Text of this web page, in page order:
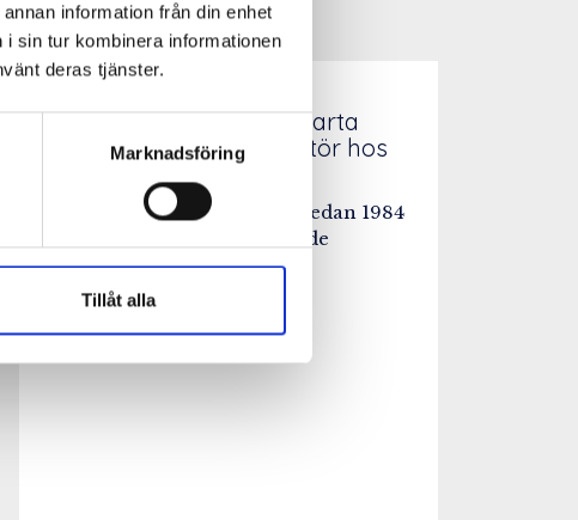
information från din enhet
sin tur kombinera informationen
deras tjänster.
Marknadsföring
Tillåt alla
10/02/2026
Intresserad av att kickstarta
karriären som konstruktör hos
Kåver & Mellin har funnits sedan 1984
och har utvecklats till ett av de
främsta…